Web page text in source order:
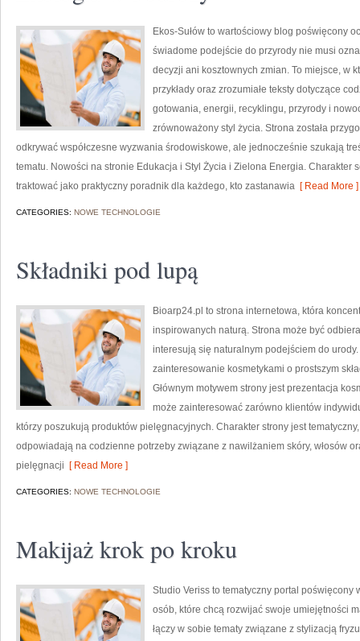
Ekos-Sułów to wartościowy blog poświęcony
świadome podejście do przyrody nie musi
decyzji ani kosztownych zmian. To miejsce, w
przykłady oraz zrozumiałe teksty dotyczące
gotowania, energii, recyklingu, przyrody i
zrównoważony styl życia. Strona została
odkrywać współczesne wyzwania środowiskowe, ale jednocześnie szukają
tematu. Nowości na stronie Edukacja i Styl Życia i Zielona Energia. Charakter
traktować jako praktyczny poradnik dla każdego, kto zastanawia [ Read More ]
CATEGORIES: NOWE TECHNOLOGIE
Składniki pod lupą
Bioarp24.pl to strona internetowa, która
inspirowanych naturą. Strona może być
interesują się naturalnym podejściem do
zainteresowanie kosmetykami o prostszym
Głównym motywem strony jest prezentacja
może zainteresować zarówno klientów
którzy poszukują produktów pielęgnacyjnych. Charakter strony jest
odpowiadają na codzienne potrzeby związane z nawilżaniem skóry, włosów
pielęgnacji [ Read More ]
CATEGORIES: NOWE TECHNOLOGIE
Makijaż krok po kroku
Studio Veriss to tematyczny portal
osób, które chcą rozwijać swoje umiejętności
łączy w sobie tematy związane z stylizacją